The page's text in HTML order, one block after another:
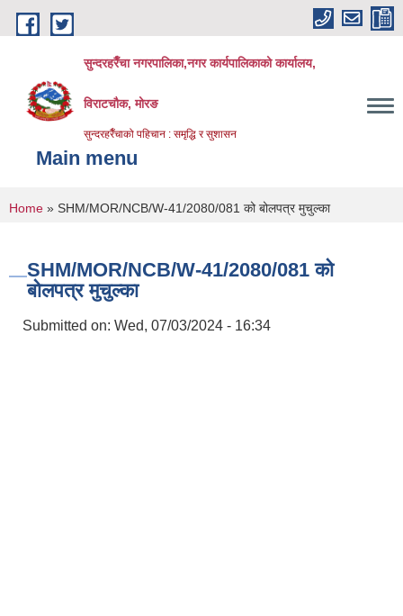
Skip to main content
सुन्दरहरैँचा नगरपालिका,नगर कार्यपालिकाको कार्यालय,
विराटचौक, मोरङ
सुन्दरहरैँचाको पहिचान : समृद्धि र सुशासन
Main menu
You are here
Home » SHM/MOR/NCB/W-41/2080/081 को बोलपत्र मुचुल्का
SHM/MOR/NCB/W-41/2080/081 को
बोलपत्र मुचुल्का
Submitted on: Wed, 07/03/2024 - 16:34